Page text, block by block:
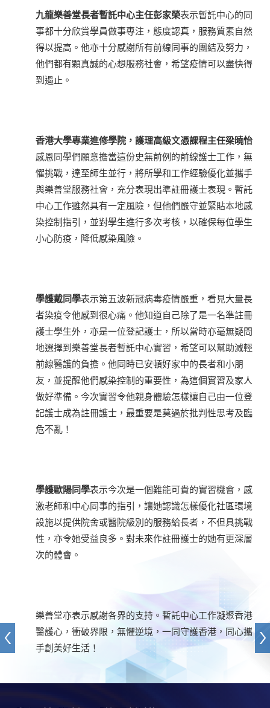
九龍樂善堂長者暫託中心主任彭家榮表示暫託中心的同
事都十分欣賞學員做事專注，態度認真，服務質素自然
得以提高。他亦十分感謝所有前線同事的團結及努力，
他們都有顆真誠的心想服務社會，希望疫情可以盡快得
到遏止。
香港大學專業進修學院，護理高級文憑課程主任梁曉怡
感恩同學們願意擔當這份史無前例的前線護士工作，無
懼挑戰，達至師生並行，將所學和工作經驗優化並攜手
與樂善堂服務社會，充分表現出準註冊護士表現。暫託
中心工作雖然具有一定風險，但他們嚴守並緊貼本地感
染控制指引，並對學生進行多次考核，以確保每位學生
小心防疫，降低感染風險。
學護戴同學表示第五波新冠病毒疫情嚴重，看見大量長
者染疫令他感到很心痛。他知道自己除了是一名準註冊
護士學生外，亦是一位登記護士，所以當時亦毫無疑問
地選擇到樂善堂長者暫託中心實習，希望可以幫助減輕
前線醫護的負擔。他同時已安頓好家中的長者和小朋
友，並提醒他們感染控制的重要性，為這個實習及家人
做好準備。今次實習令他親身體驗怎樣讓自己由一位登
記護士成為註冊護士，最重要是莫過於批判性思考及臨
危不亂！
學護歐陽同學表示今次是一個難能可貴的實習機會，感
激老師和中心同事的指引，讓她認識怎樣優化社區環境
設施以提供院舍或醫院級別的服務給長者，不但具挑戰
性，亦令她受益良多。對未來作註冊護士的她有更深層
次的體會。
樂善堂亦表示感謝各界的支持。暫託中心工作凝聚香港
醫護心，衝破界限，無懼逆境，一同守護香港，同心攜
手創美好生活！